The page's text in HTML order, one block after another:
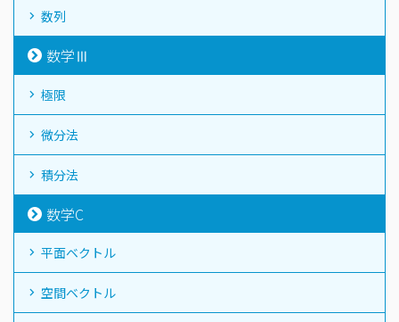
数列
数学Ⅲ
極限
微分法
積分法
数学C
平面ベクトル
空間ベクトル